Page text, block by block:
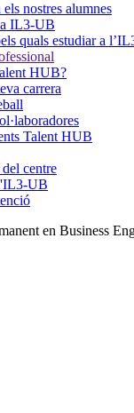
nostres alumnes
IL3-UB
quals estudiar a
HUB?
carrera
Talent HUB
centre
UB
en Business